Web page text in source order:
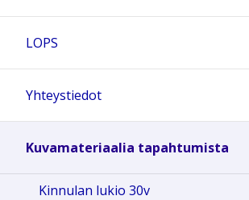
LOPS
Yhteystiedot
Kuvamateriaalia tapahtumista
Kinnulan lukio 30v